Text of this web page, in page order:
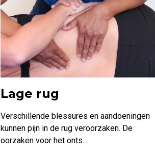
Lage rug
Verschillende blessures en aandoeningen
kunnen pijn in de rug veroorzaken. De
oorzaken voor het onts...